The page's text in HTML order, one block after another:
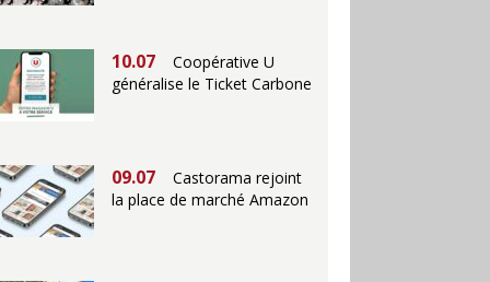
10.07
Coopérative U
généralise le Ticket Carbone
09.07
Castorama rejoint
la place de marché Amazon